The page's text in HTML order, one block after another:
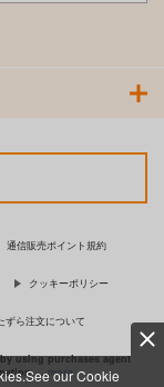
our Cookie
通信販売ポイント規約
クッキーポリシー
ずら注文について
using purchases agent
…more